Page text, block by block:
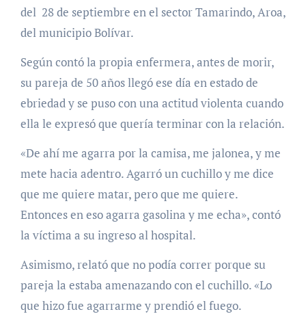
del 28 de septiembre en el sector Tamarindo, Aroa,
del municipio Bolívar.
Según contó la propia enfermera, antes de morir,
su pareja de 50 años llegó ese día en estado de
ebriedad y se puso con una actitud violenta cuando
ella le expresó que quería terminar con la relación.
«De ahí me agarra por la camisa, me jalonea, y me
mete hacia adentro. Agarró un cuchillo y me dice
que me quiere matar, pero que me quiere.
Entonces en eso agarra gasolina y me echa», contó
la víctima a su ingreso al hospital.
Asimismo, relató que no podía correr porque su
pareja la estaba amenazando con el cuchillo. «Lo
que hizo fue agarrarme y prendió el fuego.